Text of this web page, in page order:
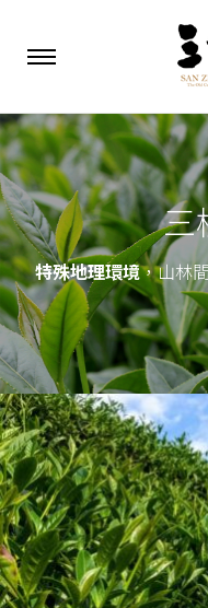
三
特殊地理環境，山林